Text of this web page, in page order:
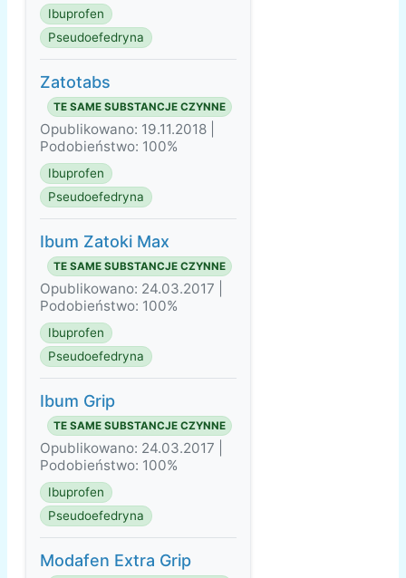
Ibuprofen
Pseudoefedryna
Zatotabs
TE SAME SUBSTANCJE CZYNNE
Opublikowano: 19.11.2018 |
Podobieństwo: 100%
Ibuprofen
Pseudoefedryna
Ibum Zatoki Max
TE SAME SUBSTANCJE CZYNNE
Opublikowano: 24.03.2017 |
Podobieństwo: 100%
Ibuprofen
Pseudoefedryna
Ibum Grip
TE SAME SUBSTANCJE CZYNNE
Opublikowano: 24.03.2017 |
Podobieństwo: 100%
Ibuprofen
Pseudoefedryna
Modafen Extra Grip